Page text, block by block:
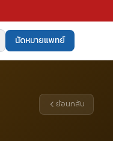
นัดหมายแพทย์
ย้อนกลับ